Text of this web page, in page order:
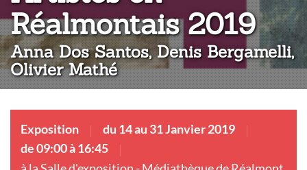
Réalmontais 2019:
Anna Dos Santos, Denis Bergamelli,
Olivier Mathé
Exposition
du 14 au 31 Janvier 2019
de 09:00 à 16:45